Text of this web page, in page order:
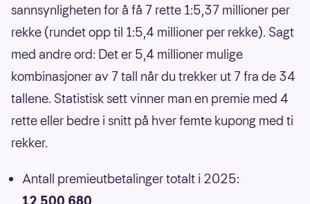
sannsynligheten for å få 7 rette 1:5,37 millioner per
rekke (rundet opp til 1:5,4 millioner per rekke). Sagt
med andre ord: Det er 5,4 millioner mulige
kombinasjoner av 7 tall når du trekker ut 7 fra de 34
tallene. Statistisk sett vinner man en premie med 4
rette eller bedre i snitt på hver femte kupong med ti
rekker.
Antall premieutbetalinger totalt i 2025: